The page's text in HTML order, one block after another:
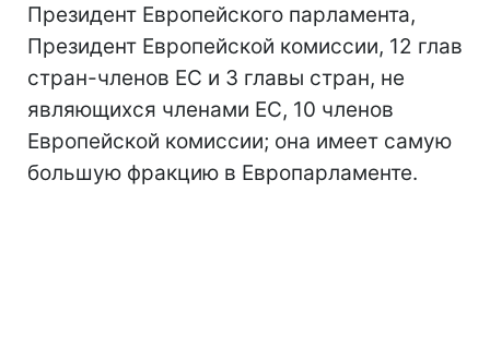
Президент Европейского парламента,
Президент Европейской комиссии, 12 глав
стран-членов ЕС и 3 главы стран, не
являющихся членами ЕС, 10 членов
Европейской комиссии; она имеет самую
большую фракцию в Европарламенте.